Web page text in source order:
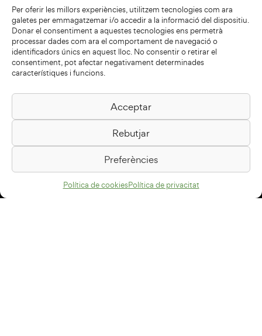
Per oferir les millors experiències, utilitzem tecnologies com ara
galetes per emmagatzemar i/o accedir a la informació del dispositiu.
Donar el consentiment a aquestes tecnologies ens permetrà
processar dades com ara el comportament de navegació o
identificadors únics en aquest lloc. No consentir o retirar el
consentiment, pot afectar negativament determinades
característiques i funcions.
Acceptar
Rebutjar
Preferències
Política de cookiesPolítica de privacitat
Biblioteca Pilarin Bayés
Passeig de la Generalitat, 1
08500 Vic